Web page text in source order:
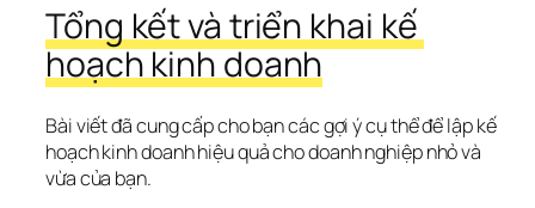
Tổng kết và triển khai kế
hoạch kinh doanh
Bài viết đã cung cấp cho bạn các gợi ý cụ thể để lập kế
hoạch kinh doanh hiệu quả cho doanh nghiệp nhỏ và
vừa của bạn.